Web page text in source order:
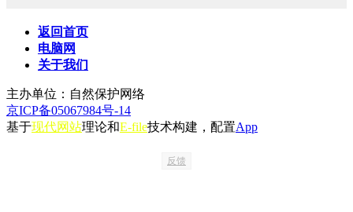
返回首页
电脑网
关于我们
主办单位：自然保护网络
京ICP备05067984号-14
基于现代网站理论和E-file技术构建，配置App
反馈